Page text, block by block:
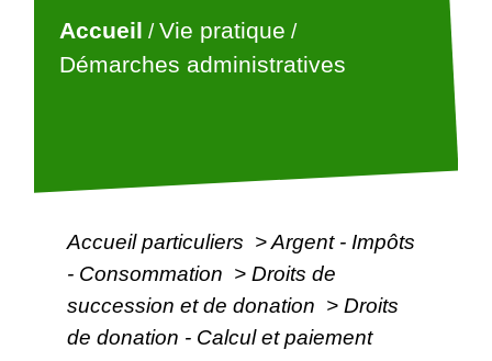
Accueil /Vie pratique /
Démarches administratives
Accueil particuliers >Argent - Impôts
- Consommation > Droits de
succession et de donation > Droits
de donation - Calcul et paiement